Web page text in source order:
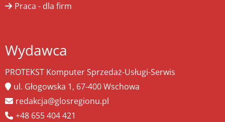
Praca - dla firm
Wydawca
PROTEKST Komputer Sprzedaż-Usługi-Serwis
ul. Głogowska 1, 67-400 Wschowa
redakcja@glosregionu.pl
+48 655 404 421